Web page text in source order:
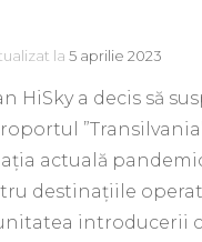
la 5 aprilie 2023
HiSky a decis să
actuală
destinațiile
introducerii